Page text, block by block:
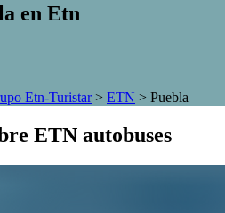
en Etn
Etn-Turistar> ETN > Puebla
ETN autobuses